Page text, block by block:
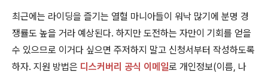
최근에는 라이딩을 즐기는 열혈 마니아들이 워낙 많기에 분명 경
쟁률도 높을 거라 예상된다. 하지만 도전하는 자만이 기회를 얻을
수 있으므로 이거다 싶으면 주저하지 말고 신청서부터 작성하도록
하자. 지원 방법은 디스커버리 공식 이메일로 개인정보(이름, 나